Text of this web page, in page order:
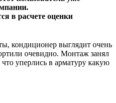
в расчете оценки
кондиционер выглядит очень
очевидно. Монтаж занял
уперлись в арматуру какую